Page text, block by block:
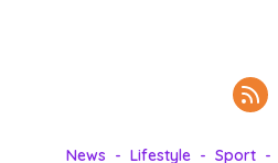
News Lifestyle Sport